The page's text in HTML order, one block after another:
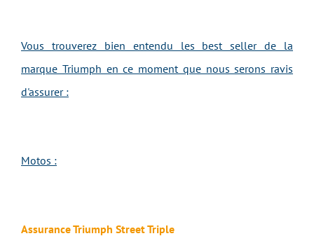
Vous trouverez bien entendu les best seller de la
marque Triumph en ce moment que nous serons ravis
d'assurer :
Motos :
Assurance Triumph Street Triple